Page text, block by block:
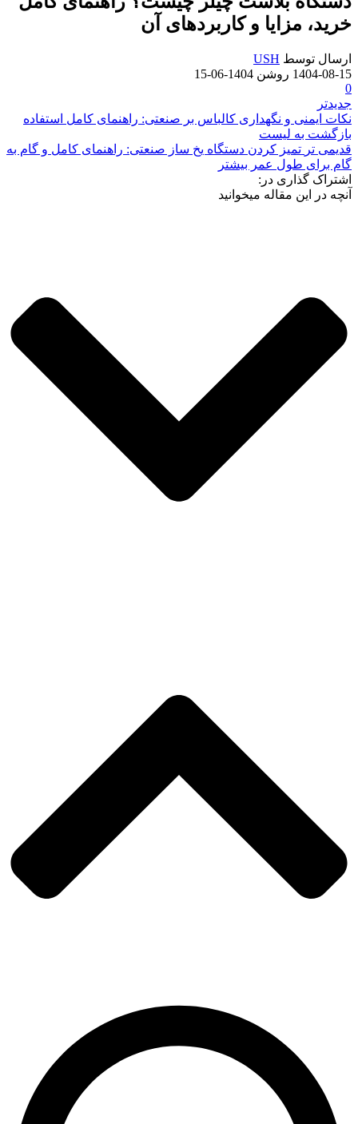
خرید، مزایا و کاربردهای آن
ارسال توسط USH
1404-08-15 روشن 1404-06-15
0
جدیدتر
نکات ایمنی و نگهداری کالباس بر صنعتی: راهنمای کامل استفاده
بازگشت به لیست
قدیمی تر تمیز کردن دستگاه یخ ساز صنعتی: راهنمای کامل و گام به
گام برای طول عمر بیشتر
اشتراک گذاری در:
آنچه در این مقاله میخوانید